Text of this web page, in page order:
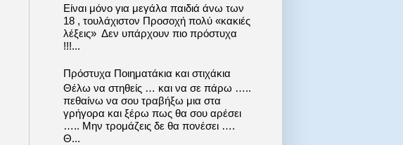
Είναι μόνο για μεγάλα παιδιά άνω των
18 , τουλάχιστον Προσοχή πολύ «κακιές
λέξεις» Δεν υπάρχουν πιο πρόστυχα
!!!...
Πρόστυχα Ποιηματάκια και στιχάκια
Θέλω να στηθείς … και να σε πάρω …..
πεθαίνω να σου τραβήξω μια στα
γρήγορα και ξέρω πως θα σου αρέσει
….. Μην τρομάζεις δε θα πονέσει ….
Θ...